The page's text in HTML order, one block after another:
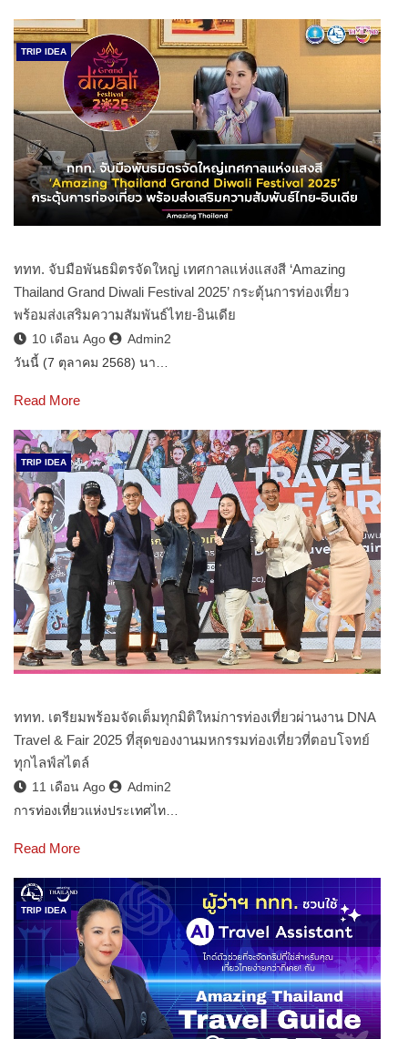
TRIP IDEA
ททท. จับมือพันธมิตรจัดใหญ่ เทศกาลแห่งแสงสี ‘Amazing
Thailand Grand Diwali Festival 2025’ กระตุ้นการท่องเที่ยว
พร้อมส่งเสริมความสัมพันธ์ไทย-อินเดีย
10 เดือน Ago
Admin2
วันนี้ (7 ตุลาคม 2568) นา…
Read More
TRIP IDEA
ททท. เตรียมพร้อมจัดเต็มทุกมิติใหม่การท่องเที่ยวผ่านงาน DNA
Travel & Fair 2025 ที่สุดของงานมหกรรมท่องเที่ยวที่ตอบโจทย์
ทุกไลฟ์สไตล์
11 เดือน Ago
Admin2
การท่องเที่ยวแห่งประเทศไท…
Read More
TRIP IDEA